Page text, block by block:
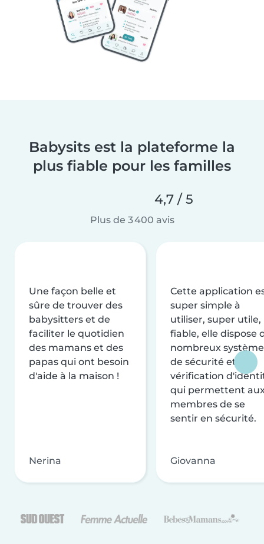
Babysits est la plateforme la
plus fiable pour les familles
4,7 / 5
Plus de 3 400 avis
Une façon belle et
sûre de trouver des
babysitters et de
faciliter le quotidien
des mamans et des
papas qui ont besoin
d'aide à la maison !
Nerina
Cette application
super simple à
utiliser, super utile,
fiable, elle dispose
nombreux
de sécurité et de
vérification
qui permettent
membres de se
sentir en sécurité.
Giovanna